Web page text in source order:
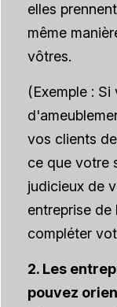
elles
même
vôtres.
(Exemple :
vos clients
ce que votre
judicieux de
entreprise
compléter
2. Les
pouvez